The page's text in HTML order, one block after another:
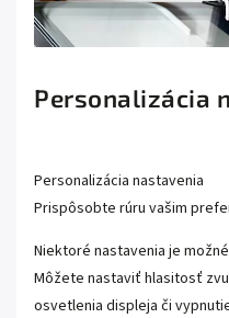
Personalizácia
Personalizácia nastavenia
Prispôsobte rúru vašim
Niektoré nastavenia je
Môžete nastaviť hlasitosť
osvetlenia displeja či